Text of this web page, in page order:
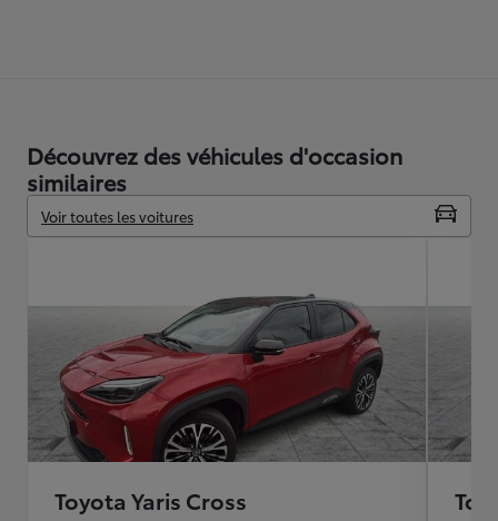
Découvrez des véhicules d'occasion
similaires
Voir toutes les voitures
Toyota Yaris Cross